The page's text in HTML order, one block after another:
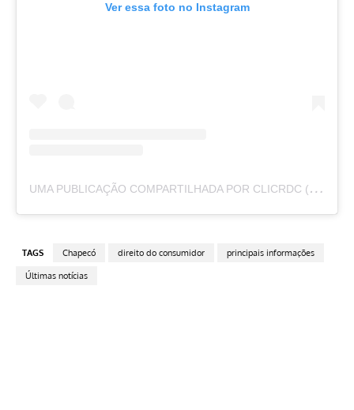
Ver essa foto no Instagram
U
MA PUBLICAÇÃO COMPARTILHADA POR CLICRDC (@CLICRDC)
TAGS Chapecó direito do consumidor principais informações
Últimas notícias